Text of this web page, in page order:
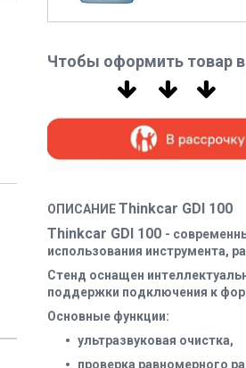
Чтобы оформить товар
ОПИСАНИЕThinkcar GDI 100
Thinkcar GDI 100 -
использования инструмента,
Стенд оснащен
поддержки подключения к
Основные функции:
ультразвуковая очистка,
проверка равномерного